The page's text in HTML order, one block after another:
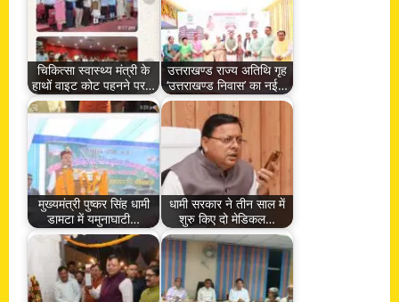
चिकित्सा स्वास्थ्य मंत्री के
हाथों वाइट कोट पहनने पर…
उत्तराखण्ड राज्य अतिथि गृह
‘उत्तराखण्ड निवास’ का नई…
मुख्यमंत्री पुष्कर सिंह धामी
डामटा में यमुनाघाटी…
धामी सरकार ने तीन साल में
शुरु किए दो मेडिकल…